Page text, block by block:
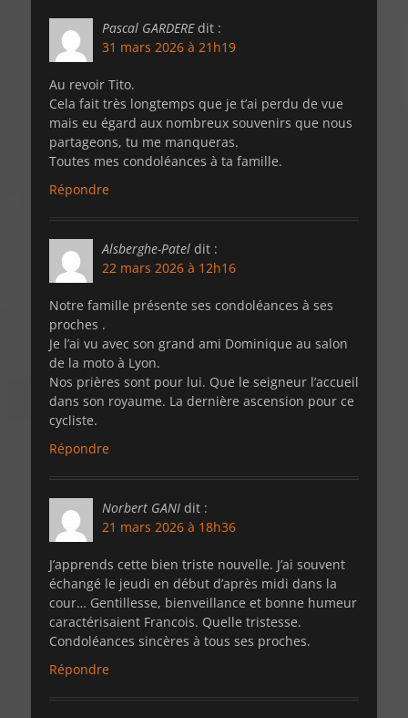
Pascal GARDERE dit :
31 mars 2026 à 21h19
Au revoir Tito.
Cela fait très longtemps que je t’ai perdu de vue
mais eu égard aux nombreux souvenirs que nous
partageons, tu me manqueras.
Toutes mes condoléances à ta famille.
Répondre
Alsberghe-Patel dit :
22 mars 2026 à 12h16
Notre famille présente ses condoléances à ses
proches .
Je l’ai vu avec son grand ami Dominique au salon
de la moto à Lyon.
Nos prières sont pour lui. Que le seigneur l’accueil
dans son royaume. La dernière ascension pour ce
cycliste.
Répondre
Norbert GANI dit :
21 mars 2026 à 18h36
J’apprends cette bien triste nouvelle. J’ai souvent
échangé le jeudi en début d’après midi dans la
cour… Gentillesse, bienveillance et bonne humeur
caractérisaient Francois. Quelle tristesse.
Condoléances sincères à tous ses proches.
Répondre